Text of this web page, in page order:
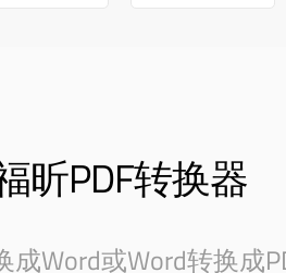
昕PDF转换器
Word或Word转换成